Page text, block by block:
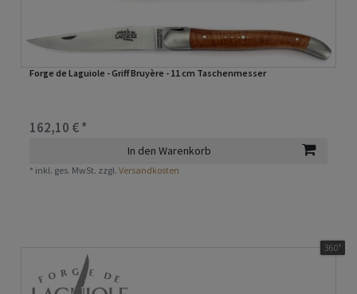
Forge de Laguiole - Griff Bruyère - 11 cm Taschenmesser
162,10 € *
In den Warenkorb
* inkl. ges. MwSt. zzgl.Versandkosten
360°